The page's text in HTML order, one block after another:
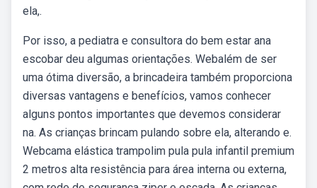
ela,.
Por isso, a pediatra e consultora do bem estar ana
escobar deu algumas orientações. Webalém de ser
uma ótima diversão, a brincadeira também proporciona
diversas vantagens e benefícios, vamos conhecer
alguns pontos importantes que devemos considerar
na. As crianças brincam pulando sobre ela, alterando e.
Webcama elástica trampolim pula pula infantil premium
2 metros alta resistência para área interna ou externa,